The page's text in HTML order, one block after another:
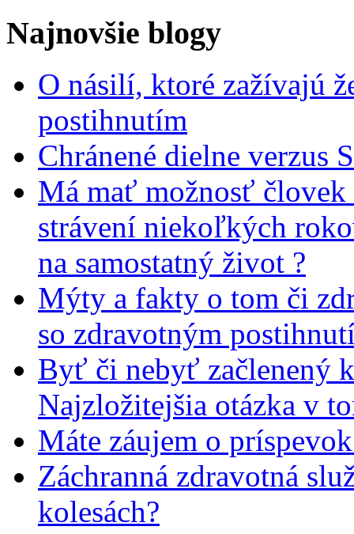
Najnovšie blogy
O násilí, ktoré zažívajú
postihnutím
Chránené dielne verzus
Má mať možnosť
strávení niekoľkých
na samostatný život ?
Mýty a fakty o tom či
so zdravotným
Byť či nebyť začlenený
Najzložitejšia otázka v
Máte záujem o
Záchranná zdravotná
kolesách?